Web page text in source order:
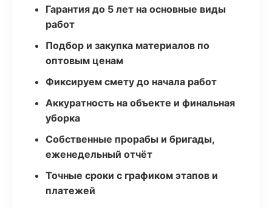
Гарантия до 5 лет на основные виды
работ
Подбор и закупка материалов по
оптовым ценам
Фиксируем смету до начала работ
Аккуратность на объекте и финальная
уборка
Собственные прорабы и бригады,
еженедельный отчёт
Точные сроки с графиком этапов и
платежей